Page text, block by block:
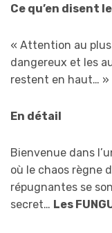
Ce qu’en disent
« Attention au plus
dangereux et les
restent en haut… »
En détail
Bienvenue dans
où le chaos règne
répugnantes se
secret… Les